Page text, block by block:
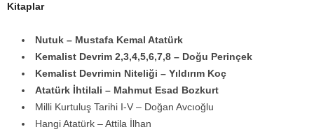
Kitaplar
Nutuk – Mustafa Kemal Atatürk
Kemalist Devrim 2,3,4,5,6,7,8 – Doğu Perinçek
Kemalist Devrimin Niteliği – Yıldırım Koç
Atatürk İhtilali – Mahmut Esad Bozkurt
Milli Kurtuluş Tarihi I-V – Doğan Avcıoğlu
Hangi Atatürk – Attila İlhan